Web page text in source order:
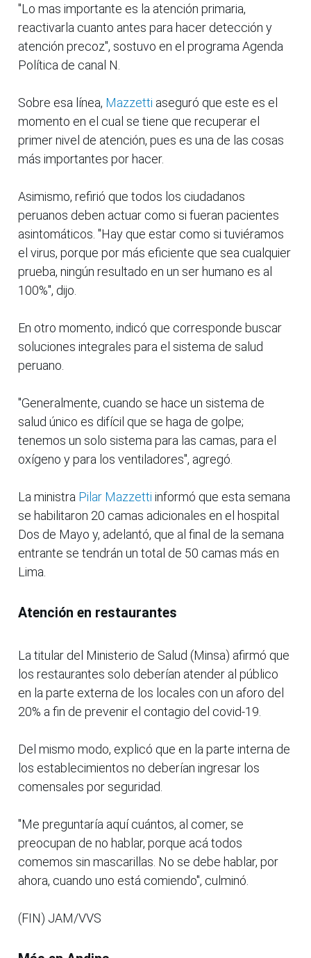
"Lo mas importante es la atención primaria,
reactivarla cuanto antes para hacer detección y
atención precoz", sostuvo en el programa Agenda
Política de canal N.
Sobre esa línea, Mazzetti aseguró que este es el
momento en el cual se tiene que recuperar el
primer nivel de atención, pues es una de las cosas
más importantes por hacer.
Asimismo, refirió que todos los ciudadanos
peruanos deben actuar como si fueran pacientes
asintomáticos. "Hay que estar como si tuviéramos
el virus, porque por más eficiente que sea cualquier
prueba, ningún resultado en un ser humano es al
100%", dijo.
En otro momento, indicó que corresponde buscar
soluciones integrales para el sistema de salud
peruano.
"Generalmente, cuando se hace un sistema de
salud único es difícil que se haga de golpe;
tenemos un solo sistema para las camas, para el
oxígeno y para los ventiladores", agregó.
La ministra Pilar Mazzetti informó que esta semana
se habilitaron 20 camas adicionales en el hospital
Dos de Mayo y, adelantó, que al final de la semana
entrante se tendrán un total de 50 camas más en
Lima.
Atención en restaurantes
La titular del Ministerio de Salud (Minsa) afirmó que
los restaurantes solo deberían atender al público
en la parte externa de los locales con un aforo del
20% a fin de prevenir el contagio del covid-19.
Del mismo modo, explicó que en la parte interna de
los establecimientos no deberían ingresar los
comensales por seguridad.
"Me preguntaría aquí cuántos, al comer, se
preocupan de no hablar, porque acá todos
comemos sin mascarillas. No se debe hablar, por
ahora, cuando uno está comiendo", culminó.
(FIN) JAM/VVS